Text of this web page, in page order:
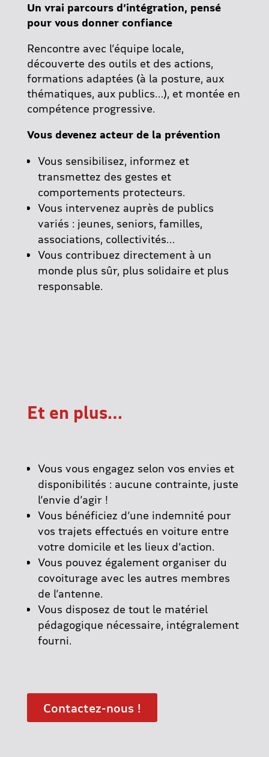
Un vrai parcours d’intégration, pensé
pour vous donner confiance
Rencontre avec l’équipe locale,
découverte des outils et des actions,
formations adaptées (à la posture, aux
thématiques, aux publics…), et montée en
compétence progressive.
Vous devenez acteur de la prévention
Vous sensibilisez, informez et
transmettez des gestes et
comportements protecteurs.
Vous intervenez auprès de publics
variés : jeunes, seniors, familles,
associations, collectivités…
Vous contribuez directement à un
monde plus sûr, plus solidaire et plus
responsable.
Et en plus…
Vous vous engagez selon vos envies et
disponibilités : aucune contrainte, juste
l’envie d’agir !​
Vous bénéficiez d’une indemnité pour
vos trajets effectués en voiture entre
votre domicile et les lieux d’action.​
Vous pouvez également organiser du
covoiturage avec les autres membres
de l’antenne.​
Vous disposez de tout le matériel
pédagogique nécessaire, intégralement
fourni.
Contactez-nous !